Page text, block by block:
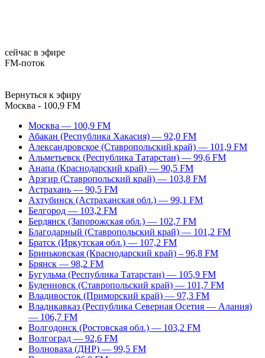
сейчас в эфире
FM-поток
Вернуться к эфиру
Москва - 100,9 FM
Москва — 100,9 FM
Абакан (Республика Хакасия) — 92,0 FM
Александровское (Ставропольский край) — 101,9 FM
Альметьевск (Республика Татарстан) — 99,6 FM
Анапа (Краснодарский край) — 90,5 FM
Арзгир (Ставропольский край) — 103,8 FM
Астрахань — 90,5 FM
Ахтубинск (Астраханская обл.) — 99,1 FM
Белгород — 103,2 FM
Бердянск (Запорожская обл.) — 102,7 FM
Благодарный (Ставропольский край) — 101,2 FM
Братск (Иркутская обл.) — 107,2 FM
Бриньковская (Краснодарский край) – 96,8 FM
Брянск — 98,2 FM
Бугульма (Республика Татарстан) — 105,9 FM
Буденновск (Ставропольский край) — 101,7 FM
Владивосток (Приморский край) — 97,3 FM
Владикавказ (Республика Северная Осетия — Алания)
— 106,7 FM
Волгодонск (Ростовская обл.) — 103,2 FM
Волгоград — 92,6 FM
Волноваха (ДНР) — 99,5 FM